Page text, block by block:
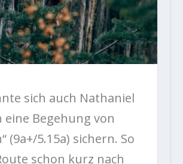
sich auch Nathaniel
eine Begehung von
(9a+/5.15a) sichern. So
schon kurz nach